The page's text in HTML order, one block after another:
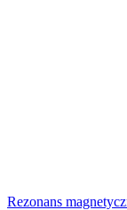
Rezonans